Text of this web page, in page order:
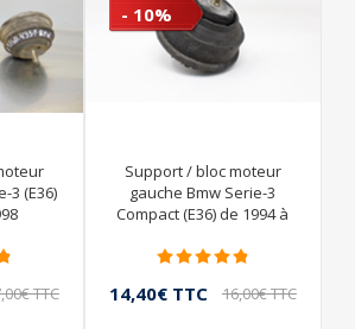
3 (E36)
TTC
- 10%
Support / bloc moteur
gauche Bmw Serie-3
Compact (E36) de 1994 à
14,40€ TTC 16,00€ TTC